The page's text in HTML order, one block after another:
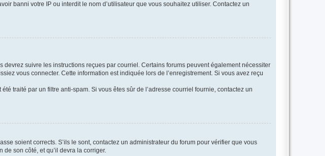
banni votre IP ou interdit le nom d’utilisateur que vous souhaitez utiliser. Contactez un
suivre les instructions reçues par courriel. Certains forums peuvent également nécessiter
vous connecter. Cette information est indiquée lors de l’enregistrement. Si vous avez reçu
traité par un filtre anti-spam. Si vous êtes sûr de l’adresse courriel fournie, contactez un
soient corrects. S’ils le sont, contactez un administrateur du forum pour vérifier que vous
son côté, et qu’il devra la corriger.